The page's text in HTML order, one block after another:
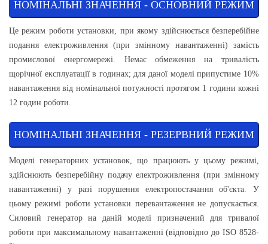
НОМІНАЛЬНІ ЗНАЧЕННЯ - ОСНОВНИЙ РЕЖИМ
Це режим роботи установки, при якому здійснюється безперебійне
подання електроживлення (при змінному навантаженні) замість
промислової енергомережі. Немає обмеження на тривалість
щорічної експлуатації в годинах; для даної моделі припустиме 10%
навантаження від номінальної потужності протягом 1 години кожні
12 годин роботи.
НОМІНАЛЬНІ ЗНАЧЕННЯ - РЕЗЕРВНИЙ РЕЖИМ
Моделі генераторних установок, що працюють у цьому режимі,
здійснюють безперебійну подачу електроживлення (при змінному
навантаженні) у разі порушення електропостачання об'єкта. У
цьому режимі роботи установки перевантаження не допускається.
Силовий генератор на даній моделі призначений для тривалої
роботи при максимальному навантаженні (відповідно до ISO 8528-